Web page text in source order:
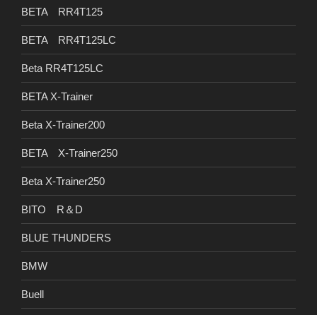
BETA RR4T125
BETA RR4T125LC
Beta RR4T125LC
BETA X-Trainer
Beta X-Trainer200
BETA X-Trainer250
Beta X-Trainer250
BITO R＆D
BLUE THUNDERS
BMW
Buell